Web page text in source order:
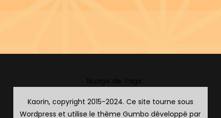
Kaorin, copyright 2015-2024. Ce site tourne sous
Wordpress et utilise le thème Gumbo développé par